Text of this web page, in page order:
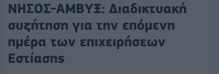
ΝΗΣΟΣ-ΑΜΒΥΞ: Διαδικτυακή
συζήτηση για την επόμενη
ημέρα των επιχειρήσεων
Εστίασης